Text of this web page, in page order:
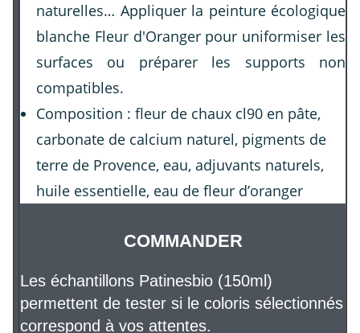
naturelles… Appliquer la peinture écologique
blanche Fleur d'Oranger pour uniformiser les
surfaces ou préparer les supports non
compatibles.
Composition : fleur de chaux cl90 en pâte,
carbonate de calcium naturel, pigments de
terre de Provence, eau, adjuvants naturels,
huile essentielle, eau de fleur d’oranger
COMMANDER
Les échantillons Patinesbio (150ml)
permettent de tester si le coloris sélectionnés
correspond à vos attentes.